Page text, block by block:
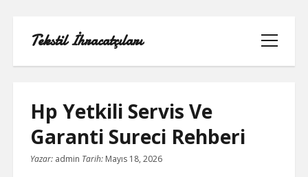
Tekstil İhracatçıları
menüyü
aç
1000 LINKEDIN TAKIPÇI HILESI
Hp Yetkili Servis Ve
Garanti Sureci Rehberi
Yazar: admin Tarih: Mayıs 18, 2026